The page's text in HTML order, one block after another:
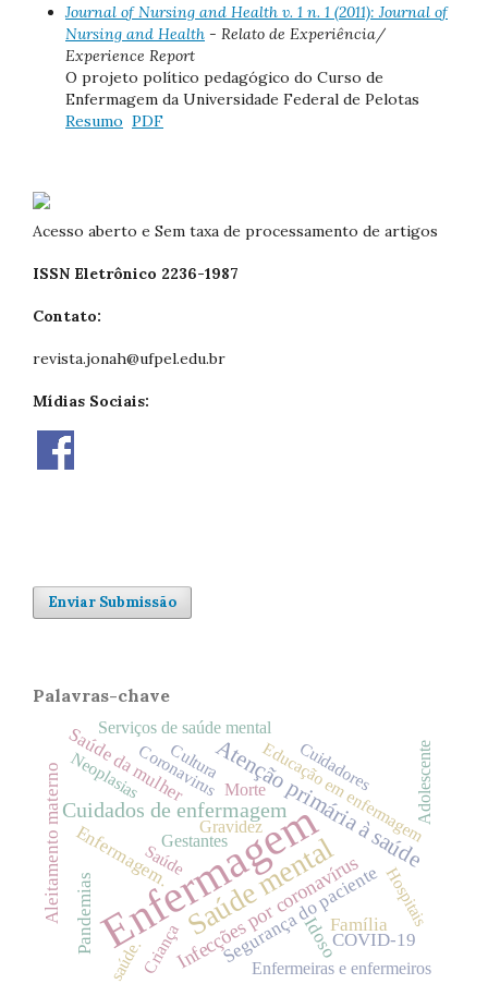
Journal of Nursing and Health v. 1 n. 1 (2011): Journal of
Nursing and Health - Relato de Experiência/
Experience Report
O projeto político pedagógico do Curso de
Enfermagem da Universidade Federal de Pelotas
Resumo PDF
Acesso aberto e Sem taxa de processamento de artigos
ISSN Eletrônico 2236-1987
Contato:
revista.jonah@ufpel.edu.br
Mídias Sociais:
Enviar Submissão
Palavras-chave
Enfermagem
Saúde mental
Atenção primária à saúde
Cuidados de enfermagem
Infecções por coronavírus
Enfermagem.
Segurança do paciente
Idoso
Saúde da mulher
Família
COVID-19
Pandemias
Aleitamento materno Educação em enfermagem
Enfermeiras e enfermeiros
Serviços de saúde mental
Saúde
Gravidez
Cuidadores Adolescente
Criança
Hospitais
Coronavirus
Gestantes
Morte
saúde.
Cultura
Neoplasias